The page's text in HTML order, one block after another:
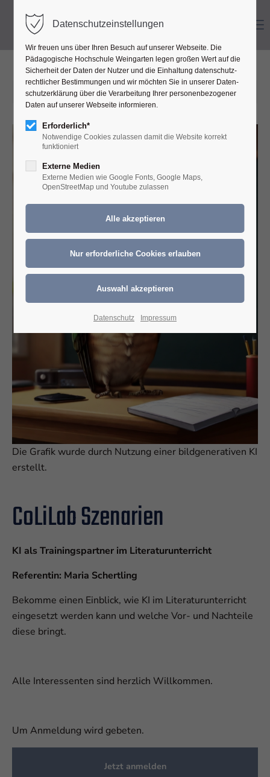
2025-06-17 13:00
Die Grafik wurde durch Nutzung einer bildgenerativen KI
erstellt.
CoLiLab Szenarien
KI als Trainingspartner im Literaturunterricht
Referentin: Maria Schertling
Bekomme einen Einblick, wie KI im Literaturunterricht
eingesetzt werden kann und welche Vor- und Nachteile
diese bringt.
Alle Interessenten sind herzlich Willkommen.
Um Anmeldung wird gebeten.
Jetzt anmelden
Datenschutzeinstellungen
Wir freuen uns über Ihren Besuch auf unserer Webseite. Die
Pädagogische Hochschule Weingarten legen großen Wert auf die
Sicher­heit der Daten der Nutzer und die Ein­haltung daten­schutz­
recht­licher Bestim­mungen und wir möchten Sie in unserer Daten­
schutz­erklärung über die Ver­ar­beitung Ihrer personen­bezogener
Daten auf unserer Web­seite informieren.
Erforderlich*
Notwendige Cookies zulassen damit die Website korrekt
funktioniert
Externe Medien
Externe Medien wie Google Fonts, Google Maps,
OpenStreetMap und Youtube zulassen
Datenschutz Impressum